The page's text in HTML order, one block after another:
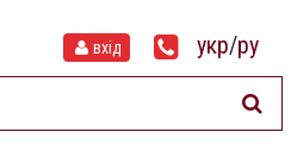
вхід укр/ру